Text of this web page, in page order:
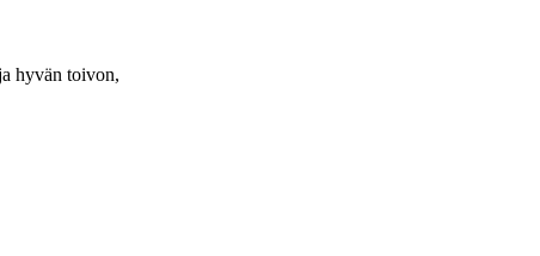
hyvän toivon,